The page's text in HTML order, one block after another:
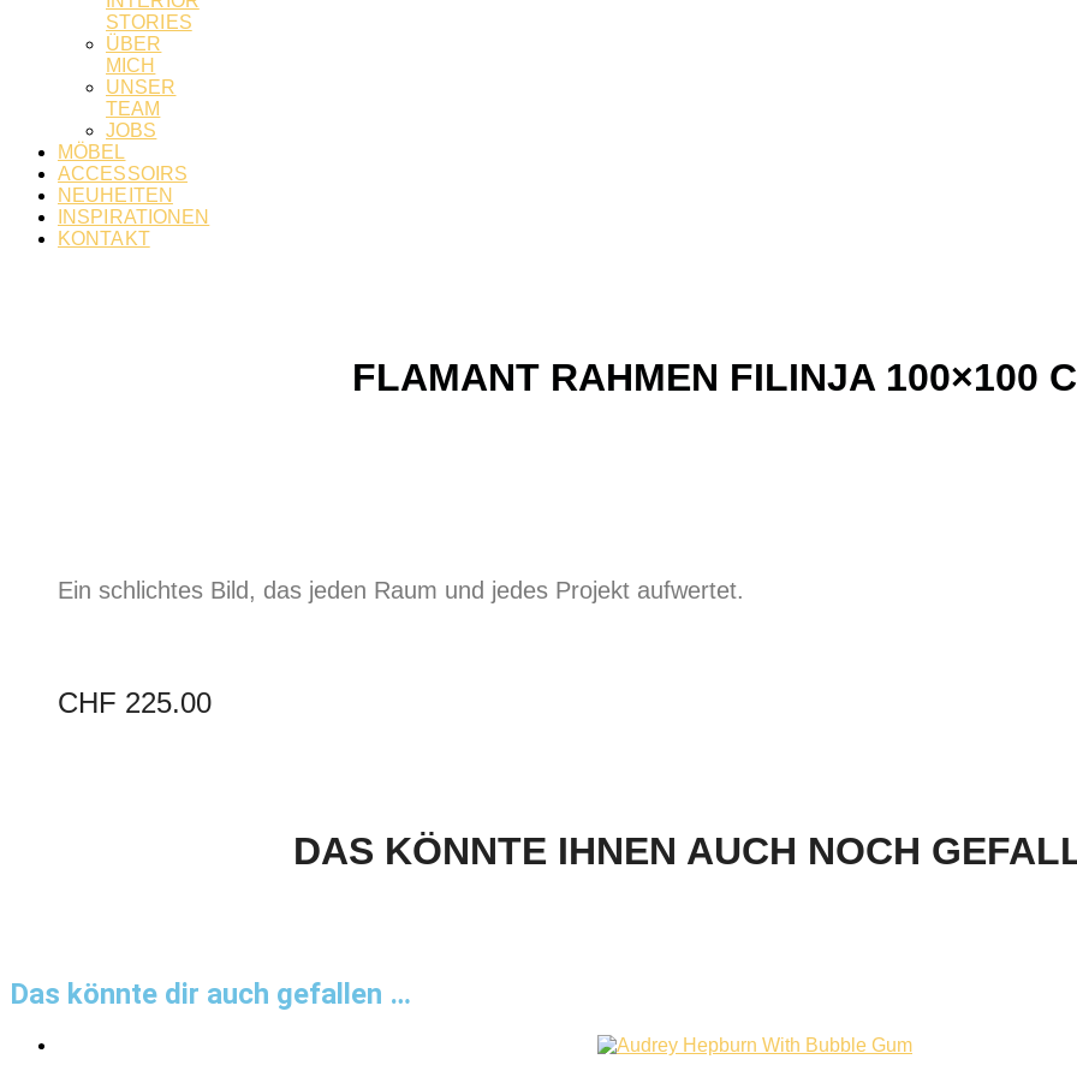
STORIES
ÜBER
MICH
UNSER
TEAM
JOBS
MÖBEL
ACCESSOIRS
NEUHEITEN
INSPIRATIONEN
KONTAKT
FLAMANT RAHMEN FILINJA 100×100
Ein schlichtes Bild, das jeden Raum und jedes Projekt aufwertet.
CHF 225.00
DAS KÖNNTE IHNEN AUCH NOCH
Das könnte dir auch gefallen …